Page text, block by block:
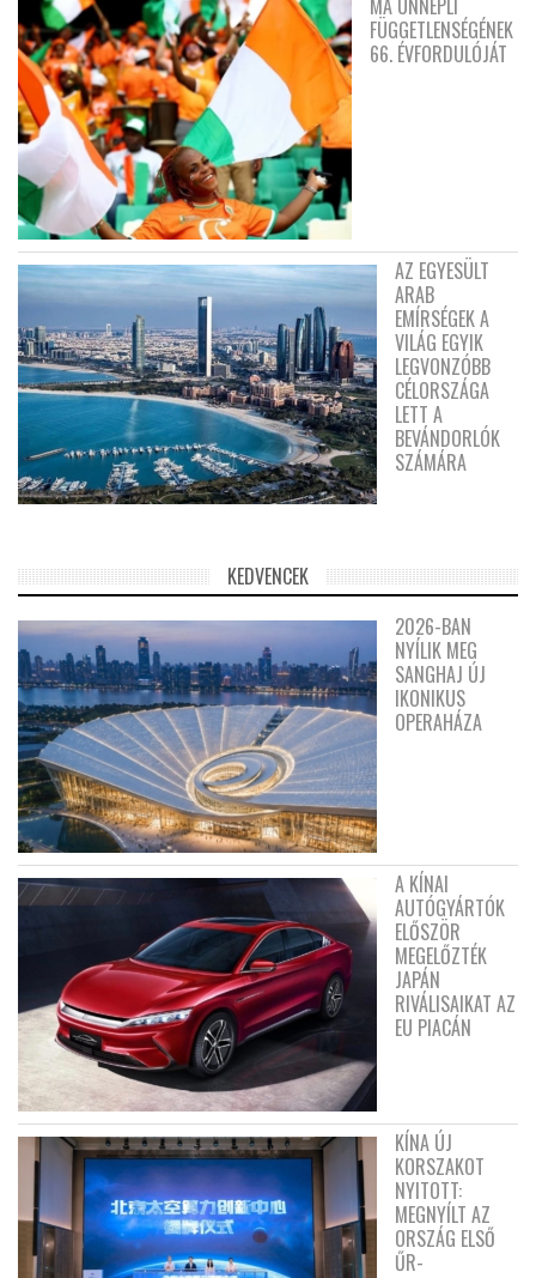
MA ÜNNEPLI
FÜGGETLENSÉGÉNEK
66. ÉVFORDULÓJÁT
AZ EGYESÜLT
ARAB
EMÍRSÉGEK A
VILÁG EGYIK
LEGVONZÓBB
CÉLORSZÁGA
LETT A
BEVÁNDORLÓK
SZÁMÁRA
KEDVENCEK
2026-BAN
NYÍLIK MEG
SANGHAJ ÚJ
IKONIKUS
OPERAHÁZA
A KÍNAI
AUTÓGYÁRTÓK
ELŐSZÖR
MEGELŐZTÉK
JAPÁN
RIVÁLISAIKAT AZ
EU PIACÁN
KÍNA ÚJ
KORSZAKOT
NYITOTT:
MEGNYÍLT AZ
ORSZÁG ELSŐ
ŰR-